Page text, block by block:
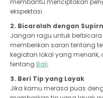
membantu menciptakan
ekspektasi.
2. Bicaralah dengan
Jangan ragu untuk
memberikan saran tentang
kegiatan lokal yang
tentang Bali.
3. Beri Tip yang Layak
Jika kamu merasa puas